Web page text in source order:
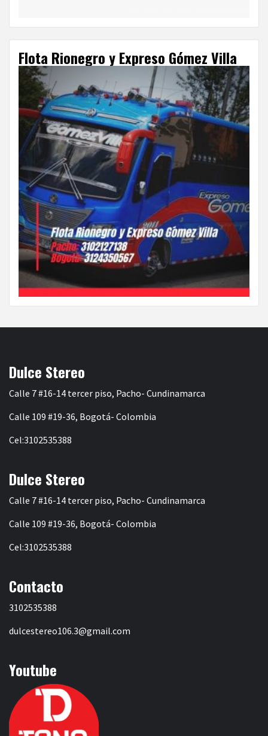
Flota Rionegro y Expreso Gómez Villa
Dulce Stereo
Calle 7 #16-14 tercer piso, Pacho- Cundinamarca
Calle 109 #19-36, Bogotá- Colombia
Cel:3102535388
Dulce Stereo
Calle 7 #16-14 tercer piso, Pacho- Cundinamarca
Calle 109 #19-36, Bogotá- Colombia
Cel:3102535388
Contacto
3102535388
dulcestereo106.3@gmail.com
Youtube